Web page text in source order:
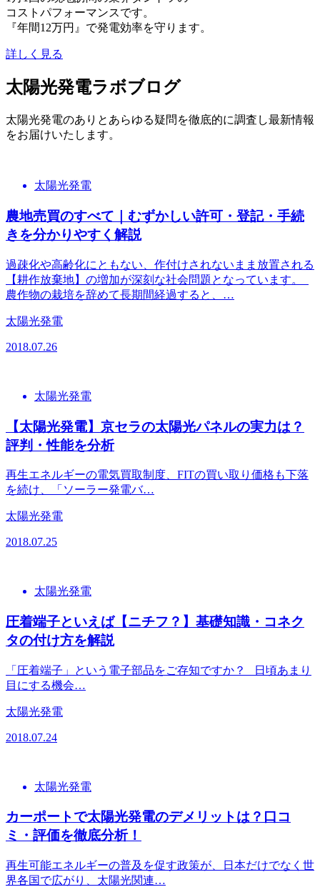
コストパフォーマンスです。
『年間12万円』で発電効率を守ります。
詳しく見る
太陽光発電ラボブログ
太陽光発電のありとあらゆる疑問を徹底的に調査し最新情報
をお届けいたします。
太陽光発電
農地売買のすべて｜むずかしい許可・登記・手続
きを分かりやすく解説
過疎化や高齢化にともない、作付けされないまま放置される
【耕作放棄地】の増加が深刻な社会問題となっています。
農作物の栽培を辞めて長期間経過すると、…
太陽光発電
2018.07.26
太陽光発電
【太陽光発電】京セラの太陽光パネルの実力は？
評判・性能を分析
再生エネルギーの電気買取制度、FITの買い取り価格も下落
を続け、「ソーラー発電バ…
太陽光発電
2018.07.25
太陽光発電
圧着端子といえば【ニチフ？】基礎知識・コネク
タの付け方を解説
「圧着端子」という電子部品をご存知ですか？ 日頃あまり
目にする機会…
太陽光発電
2018.07.24
太陽光発電
カーポートで太陽光発電のデメリットは？口コ
ミ・評価を徹底分析！
再生可能エネルギーの普及を促す政策が、日本だけでなく世
界各国で広がり、太陽光関連…